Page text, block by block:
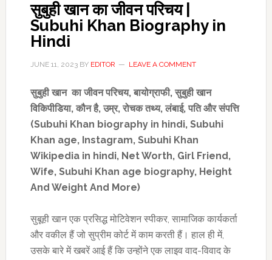
सुबुही खान का जीवन परिचय |
Subuhi Khan Biography in
Hindi
JUNE 11, 2023BY EDITOR LEAVE A COMMENT
सुबुही खान का जीवन परिचय,बायोग्राफी,सुबुही खान
विकिपीडिया,कौन है,उम्र,रोचक तथ्य,लंबाई,पति और संपत्ति
(Subuhi Khan biography in hindi, Subuhi
Khan age, Instagram, Subuhi Khan
Wikipedia in hindi, Net Worth, Girl Friend,
Wife, Subuhi Khan age biography, Height
And Weight And More)
सुबूही खान एक प्रसिद्ध मोटिवेशन स्पीकर, सामाजिक कार्यकर्ता
और वकील हैं जो सुप्रीम कोर्ट में काम करती हैं। हाल ही में,
उसके बारे में खबरें आई हैं कि उन्होंने एक लाइव वाद-विवाद के